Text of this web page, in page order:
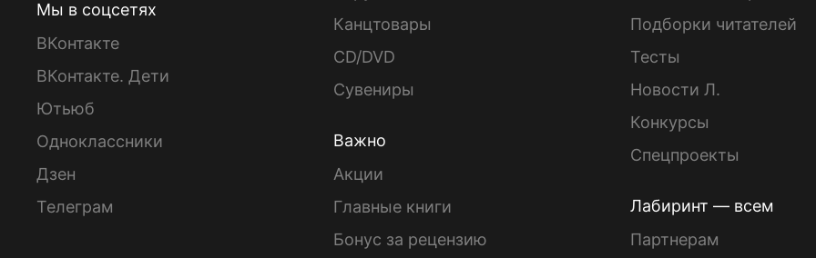
Мы в соцсетях
ВКонтакте
ВКонтакте. Дети
Ютьюб
Одноклассники
Дзен
Телеграм
Канцтовары
CD/DVD
Сувениры
Важно
Акции
Главные книги
Бонус за рецензию
Подборки читателей
Тесты
Новости Л.
Конкурсы
Спецпроекты
Лабиринт — всем
Партнерам